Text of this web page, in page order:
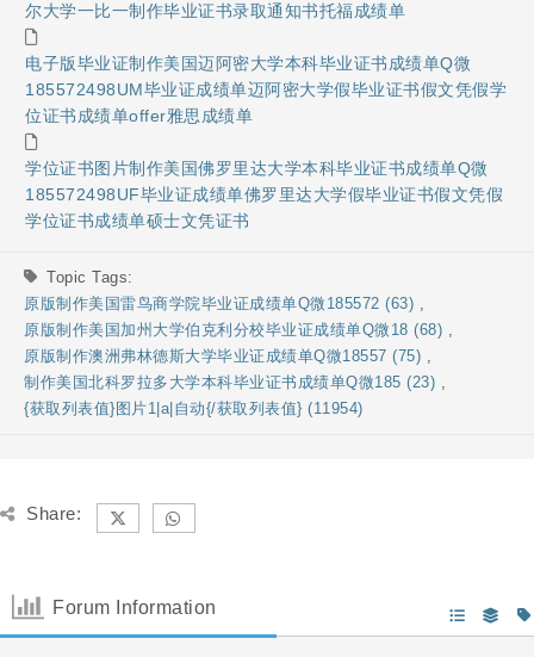
尔大学一比一制作毕业证书录取通知书托福成绩单
电子版毕业证制作美国迈阿密大学本科毕业证书成绩单Q微
185572498UM毕业证成绩单迈阿密大学假毕业证书假文凭假学
位证书成绩单offer雅思成绩单
学位证书图片制作美国佛罗里达大学本科毕业证书成绩单Q微
185572498UF毕业证成绩单佛罗里达大学假毕业证书假文凭假
学位证书成绩单硕士文凭证书
Topic Tags:
原版制作美国雷鸟商学院毕业证成绩单Q微185572 (63) ,
原版制作美国加州大学伯克利分校毕业证成绩单Q微18 (68) ,
原版制作澳洲弗林德斯大学毕业证成绩单Q微18557 (75) ,
制作美国北科罗拉多大学本科毕业证书成绩单Q微185 (23) ,
{获取列表值}图片1|a|自动{/获取列表值} (11954)
Share:
Forum Information